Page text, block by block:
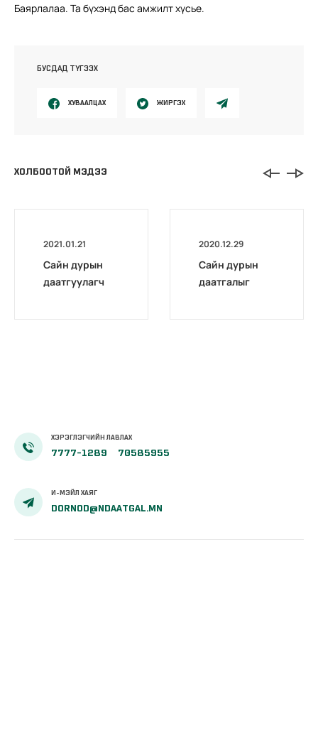
Баярлалаа. Та бүхэнд бас амжилт хүсье.
БУСДАД ТҮГЭЭХ
ХУВААЛЦАХ ЖИРГЭХ
ХОЛБООТОЙ МЭДЭЭ
2021.01.21
Сайн дурын
даатгуулагч
2020.12.29
Сайн дурын
даатгалыг
ХЭРЭГЛЭГЧИЙН ЛАВЛАХ
7777-1289 70585955
И-МЭЙЛ ХАЯГ
DORNOD@NDAATGAL.MN